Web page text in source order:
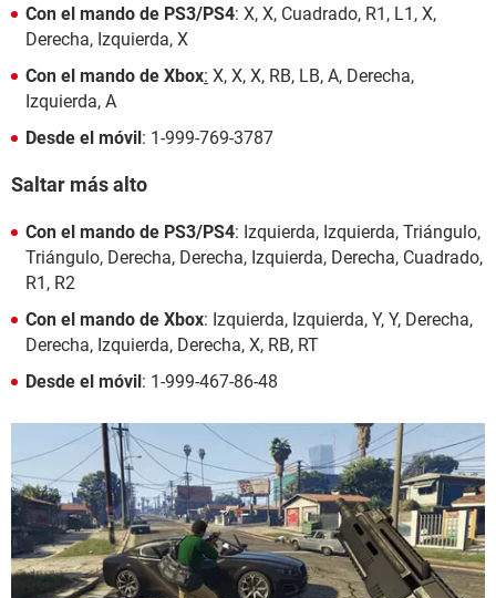
Con el mando de PS3/PS4: X, X, Cuadrado, R1, L1, X,
Derecha, Izquierda, X
Con el mando de Xbox: X, X, X, RB, LB, A, Derecha,
Izquierda, A
Desde el móvil: 1-999-769-3787
Saltar más alto
Con el mando de PS3/PS4: Izquierda, Izquierda, Triángulo,
Triángulo, Derecha, Derecha, Izquierda, Derecha, Cuadrado,
R1, R2
Con el mando de Xbox: Izquierda, Izquierda, Y, Y, Derecha,
Derecha, Izquierda, Derecha, X, RB, RT
Desde el móvil: 1-999-467-86-48